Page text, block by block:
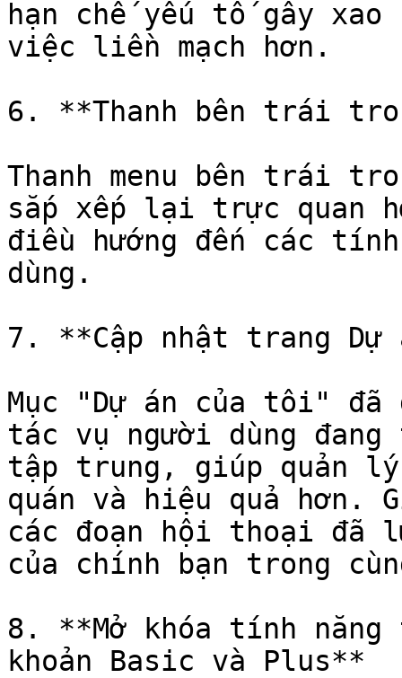
hạn chế yếu tố gây xao
việc liền mạch hơn.
6. **Thanh bên trái
Thanh menu bên trái
sắp xếp lại trực quan
điều hướng đến các
dùng.
7. **Cập nhật trang
Mục "Dự án của tôi" đã
tác vụ người dùng
tập trung, giúp quản
quán và hiệu quả hơn.
các đoạn hội thoại đã
của chính bạn trong
8. **Mở khóa tính
khoản Basic và Plus**